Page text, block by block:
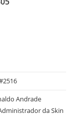
Andrade
da Skin